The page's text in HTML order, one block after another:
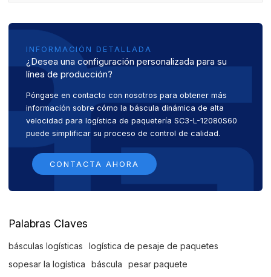
INFORMACIÓN DETALLADA
¿Desea una configuración personalizada para su
línea de producción?
Póngase en contacto con nosotros para obtener más
información sobre cómo la báscula dinámica de alta
velocidad para logística de paquetería SC3-L-12080S60
puede simplificar su proceso de control de calidad.
CONTACTA AHORA
Palabras Claves
básculas logísticas
logística de pesaje de paquetes
sopesar la logística
báscula
pesar paquete